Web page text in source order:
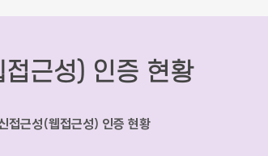
근성) 인증 현황
접근성(웹접근성) 인증 현황